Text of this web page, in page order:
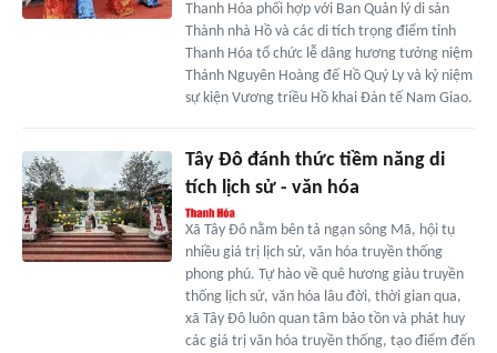
Thanh Hóa phối hợp với Ban Quản lý di sản
Thành nhà Hồ và các di tích trọng điểm tỉnh
Thanh Hóa tổ chức lễ dâng hương tưởng niệm
Thánh Nguyên Hoàng đế Hồ Quý Ly và kỷ niệm
sự kiện Vương triều Hồ khai Đàn tế Nam Giao.
Tây Đô đánh thức tiềm năng di
tích lịch sử - văn hóa
Xã Tây Đô nằm bên tả ngạn sông Mã, hội tụ
nhiều giá trị lịch sử, văn hóa truyền thống
phong phú. Tự hào về quê hương giàu truyền
thống lịch sử, văn hóa lâu đời, thời gian qua,
xã Tây Đô luôn quan tâm bảo tồn và phát huy
các giá trị văn hóa truyền thống, tạo điểm đến